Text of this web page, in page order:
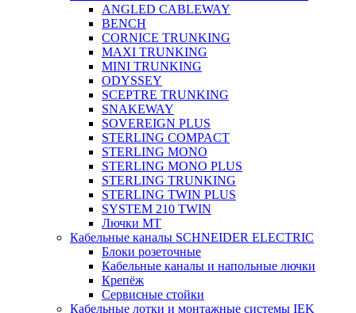
ANGLED CABLEWAY
BENCH
CORNICE TRUNKING
MAXI TRUNKING
MINI TRUNKING
ODYSSEY
SCEPTRE TRUNKING
SNAKEWAY
SOVEREIGN PLUS
STERLING COMPACT
STERLING MONO
STERLING MONO PLUS
STERLING TRUNKING
STERLING TWIN PLUS
SYSTEM 210 TWIN
Лючки MT
Кабельные каналы SCHNEIDER ELECTRIC
Блоки розеточные
Кабельные каналы и напольные лючки
Крепёж
Сервисные стойки
Кабельные лотки и монтажные системы IEK